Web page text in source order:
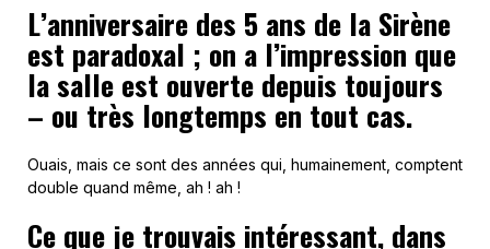
L’anniversaire des 5 ans de la Sirène
est paradoxal ; on a l’impression que
la salle est ouverte depuis toujours
– ou très longtemps en tout cas.
Ouais, mais ce sont des années qui, humainement, comptent
double quand même, ah ! ah !
Ce que je trouvais intéressant, dans